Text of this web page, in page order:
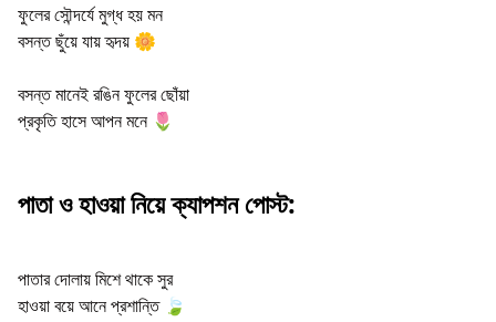
ফুলের সৌন্দর্যে মুগ্ধ হয় মন
বসন্ত ছুঁয়ে যায় হৃদয় 🌼
বসন্ত মানেই রঙিন ফুলের ছোঁয়া
প্রকৃতি হাসে আপন মনে 🌷
পাতা ও হাওয়া নিয়ে ক্যাপশন পোস্ট:
পাতার দোলায় মিশে থাকে সুর
হাওয়া বয়ে আনে প্রশান্তি 🍃